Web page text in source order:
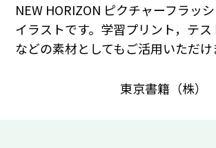
NEW HORIZON ピクチャーフラッ
イラストです。学習プリント，テ
などの素材としてもご活用いただけ
東京書籍（株